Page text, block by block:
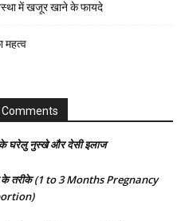
में खजूर खाने के फायदे
महत्व
Comments
के घरेलु नुस्खे और देसी इलाज
के तरीके (1 to 3 Months Pregnancy